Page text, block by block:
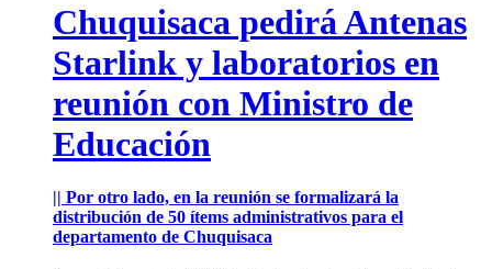
Chuquisaca pedirá Antenas
Starlink y laboratorios en
reunión con Ministro de
Educación
|| Por otro lado, en la reunión se formalizará la
distribución de 50 ítems administrativos para el
departamento de Chuquisaca